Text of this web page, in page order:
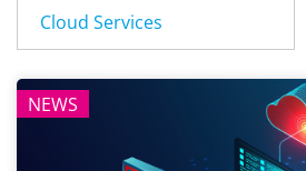
Cloud Services
NEWS